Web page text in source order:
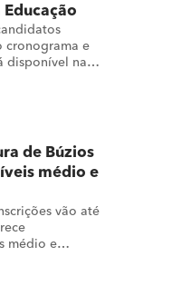
cronograma e
disponível na
de Búzios
médio e
vão até
médio e